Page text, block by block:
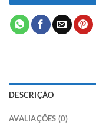
DESCRIÇÃO
AVALIAÇÕES (0)